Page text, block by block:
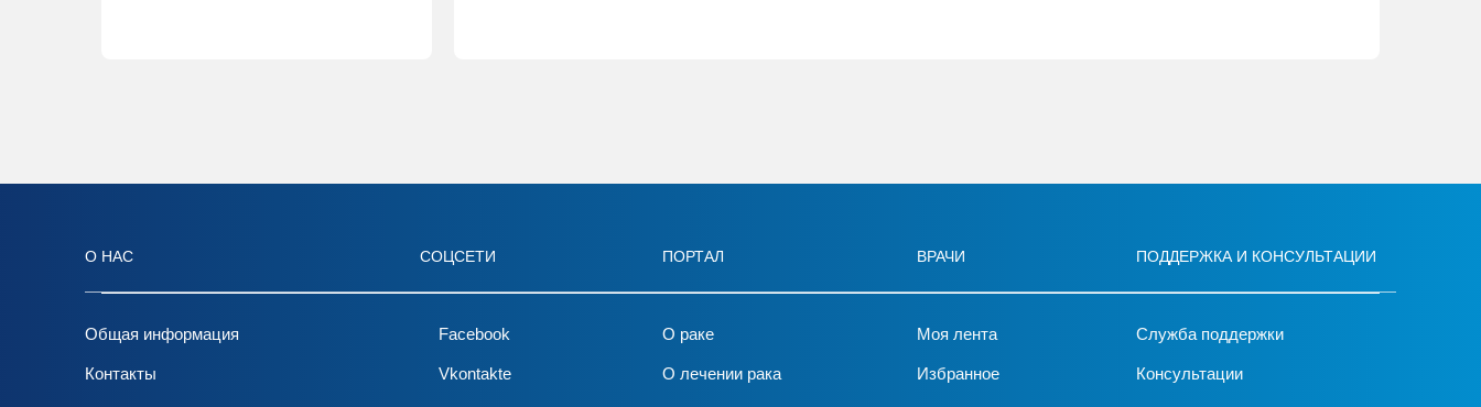
О НАС
Общая информация
Контакты
СОЦСЕТИ
Facebook
Vkontakte
ПОРТАЛ
О раке
О лечении рака
ВРАЧИ
Моя лента
Избранное
ПОДДЕРЖКА И КОНСУЛЬТАЦИИ
Служба поддержки
Консультации